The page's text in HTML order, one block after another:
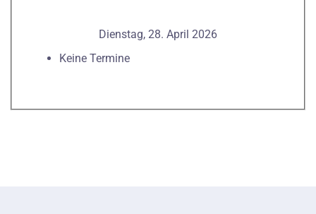
Dienstag, 28. April 2026
Keine Termine